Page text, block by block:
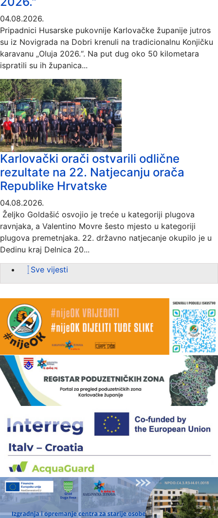
04.08.2026.
Pripadnici Husarske pukovnije Karlovačke županije jutros
su iz Novigrada na Dobri krenuli na tradicionalnu Konjičku
karavanu „Oluja 2026.“. Na put dug oko 50 kilometara
ispratili su ih županica...
Karlovački orači ostvarili odlične
rezultate na 22. Natjecanju orača
Republike Hrvatske
04.08.2026.
Željko Goldašić osvojio je treće u kategoriji plugova
ravnjaka, a Valentino Movre šesto mjesto u kategoriji
plugova premetnjaka. 22. državno natjecanje okupilo je u
Dedinu kraj Delnica 20...
Sve vijesti